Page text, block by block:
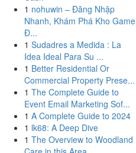
1 nohuwin – Đăng Nhập
Nhanh, Khám Phá Kho Game
Đ...
1 Sudadres a Medida : La
Idea Ideal Para Su ...
1 Better Residential Or
Commercial Property Prese...
1 The Complete Guide to
Event Email Marketing Sof...
1 A Complete Guide to 2024
1 lk68: A Deep Dive
1 The Overview to Woodland